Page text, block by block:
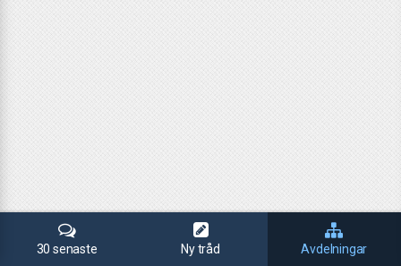
30 senaste Ny tråd Avdelningar